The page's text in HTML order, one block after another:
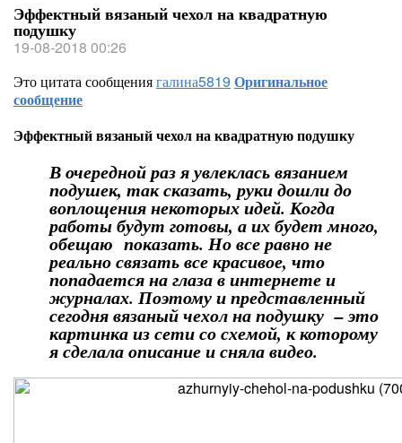
Эффектный вязаный чехол на квадратную
подушку
19-08-2018 00:26
Это цитата сообщениягалина5819 Оригинальное
сообщение
Эффектный вязаный чехол на квадратную подушку
В очередной раз я увлеклась вязанием
подушек, так сказать, руки дошли до
воплощения некоторых идей. Когда
работы будут готовы, а их будет много,
обещаю показать. Но все равно не
реально связать все красивое, что
попадается на глаза в интернете и
журналах. Поэтому и представленный
сегодня вязаный чехол на подушку – это
картинка из сети со схемой, к которому
я сделала описание и сняла видео.